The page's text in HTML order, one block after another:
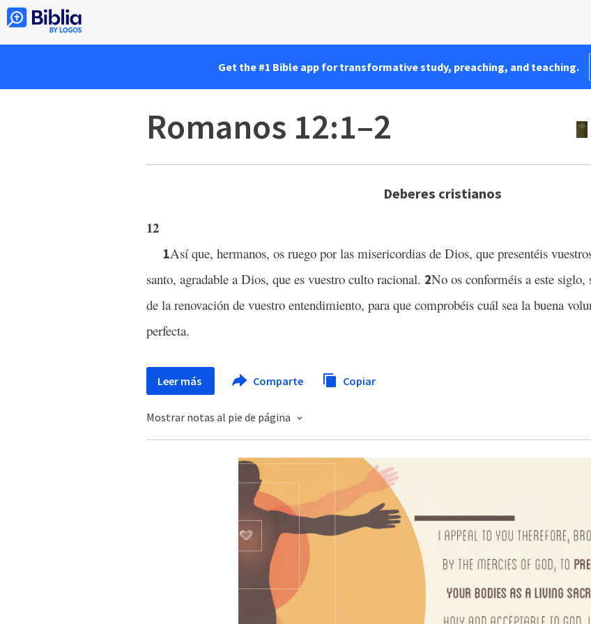
Get the #1 Bible app for transformative study, preaching, and teaching.
Romanos 12:1–2
Deberes cristianos
12
1Así que, hermanos, os ruego por las misericordias de Dios, que presentéis
santo, agradable a Dios, que es vuestro culto racional. 2No os conforméis a este
de la renovación de vuestro entendimiento, para que comprobéis cuál sea la buena
perfecta.
Leer más Comparte Copiar
Mostrar notas al pie de página